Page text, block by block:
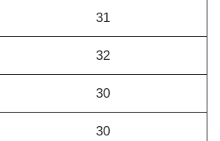
31
32
30
30